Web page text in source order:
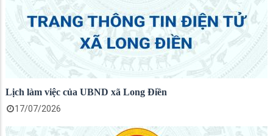
Lịch làm việc của UBND xã Long Điền
17/07/2026